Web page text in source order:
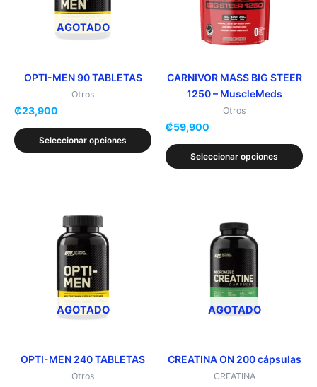
AGOTADO
OPTI-MEN 90 TABLETAS
Otros
₡23,900
Seleccionar opciones
Las
opciones
se
elegir
en
página
de
CARNIVOR MASS BIG STEER
1250 – MuscleMeds
Otros
₡59,900
Seleccionar opciones
Las
opciones
se
elegir
en
la
de
producto
AGOTADO
OPTI-MEN 240 TABLETAS
Otros
producto
tiene
múltiples
variantes.
Las
opciones
elegir
en
AGOTADO
CREATINA ON 200 cápsulas
CREATINA